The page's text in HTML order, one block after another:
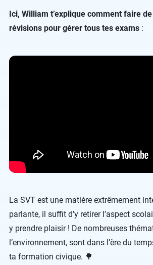
Ici, William t’explique comment faire
révisions pour gérer tous tes exams :
La SVT est une matière extrêmement
parlante, il suffit d’y retirer l’aspect
y prendre plaisir ! De nombreuses
l’environnement, sont dans l’ère du
ta formation civique. 🌳